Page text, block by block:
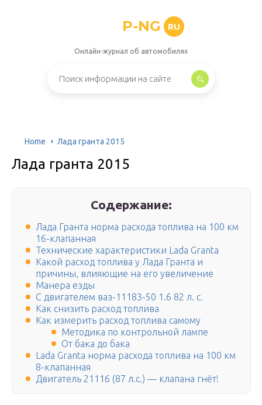
P-NG RU
Онлайн-журнал об автомобилях
Home Лада гранта 2015
Лада гранта 2015
Содержание:
Лада Гранта норма расхода топлива на 100 км
16-клапанная
Технические характеристики Lada Granta
Какой расход топлива у Лада Гранта и
причины, влияющие на его увеличение
Манера езды
С двигателем ваз-11183-50 1.6 82 л. с.
Как снизить расход топлива
Как измерить расход топлива самому
Методика по контрольной лампе
От бака до бака
Lada Granta норма расхода топлива на 100 км
8-клапанная
Двигатель 21116 (87 л.с.) — клапана гнёт!